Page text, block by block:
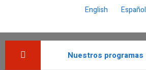
English Español
Nuestros programas